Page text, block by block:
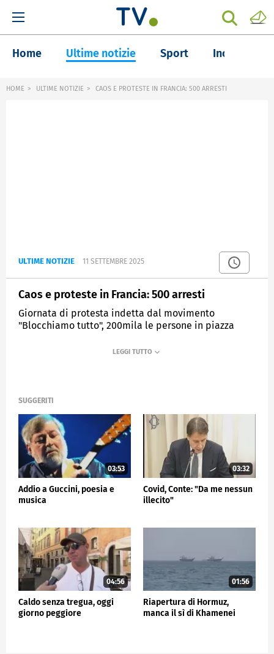
Home Ultime notizie Sport Inchieste
HOME ULTIME NOTIZIE CAOS E PROTESTE IN FRANCIA: 500 ARRESTI
ULTIME NOTIZIE 11 SETTEMBRE 2025
Caos e proteste in Francia: 500 arresti
Giornata di protesta indetta dal movimento
"Blocchiamo tutto", 200mila le persone in piazza
SUGGERITI
03:53
Addio a Guccini, poesia e
musica
03:32
Covid, Conte: "Da me nessun
illecito"
04:56
Caldo senza tregua, oggi
giorno peggiore
01:56
Riapertura di Hormuz,
manca il sì di Khamenei